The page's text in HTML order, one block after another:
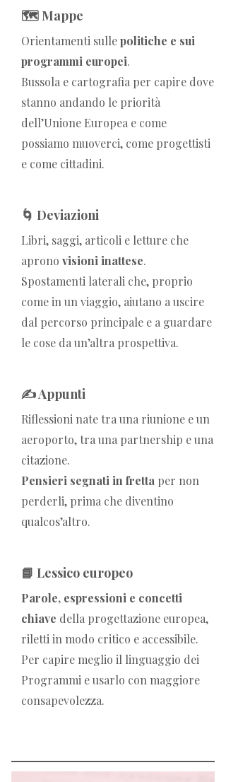
🗺️ Mappe
Orientamenti sullepolitiche e sui
programmi europei.
Bussola e cartografia per capire dove
stanno andando le priorità
dell’Unione Europea e come
possiamo muoverci, come progettisti
e come cittadini.
🌀 Deviazioni
Libri, saggi, articoli e letture che
aprono visioni inattese.
Spostamenti laterali che, proprio
come in un viaggio, aiutano a uscire
dal percorso principale e a guardare
le cose da un’altra prospettiva.
✍️ Appunti
Riflessioni nate tra una riunione e un
aeroporto, tra una partnership e una
citazione.
Pensieri segnati in fretta per non
perderli, prima che diventino
qualcos’altro.
📘 Lessico europeo
Parole, espressioni e concetti
chiave della progettazione europea,
riletti in modo critico e accessibile.
Per capire meglio il linguaggio dei
Programmi e usarlo con maggiore
consapevolezza.